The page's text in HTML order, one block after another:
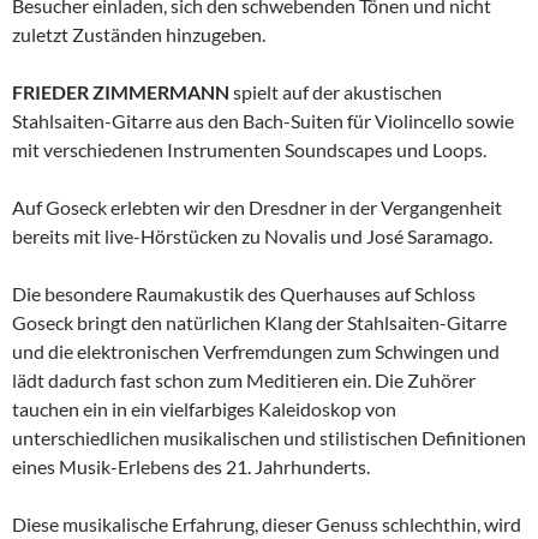
Besucher einladen, sich den schwebenden Tönen und nicht
zuletzt Zuständen hinzugeben.
FRIEDER ZIMMERMANN spielt auf der akustischen
Stahlsaiten-Gitarre aus den Bach-Suiten für Violincello sowie
mit verschiedenen Instrumenten Soundscapes und Loops.
Auf Goseck erlebten wir den Dresdner in der Vergangenheit
bereits mit live-Hörstücken zu Novalis und José Saramago.
Die besondere Raumakustik des Querhauses auf Schloss
Goseck bringt den natürlichen Klang der Stahlsaiten-Gitarre
und die elektronischen Verfremdungen zum Schwingen und
lädt dadurch fast schon zum Meditieren ein. Die Zuhörer
tauchen ein in ein vielfarbiges Kaleidoskop von
unterschiedlichen musikalischen und stilistischen Definitionen
eines Musik-Erlebens des 21. Jahrhunderts.
Diese musikalische Erfahrung, dieser Genuss schlechthin, wird